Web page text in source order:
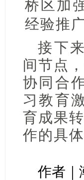
桥区加
经验推
接下
间节点
协同合
习教育
育成果
作的具
作者｜